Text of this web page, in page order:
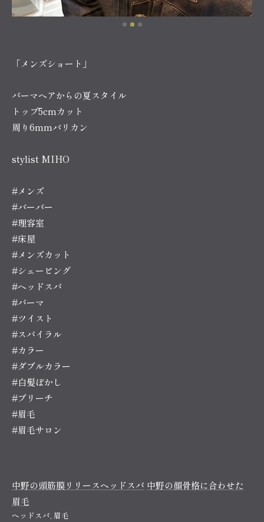
「メンズショート」
パーマヘアからの夏スタイル
トップ5cmカット
周り6mmバリカン
stylist MIHO
#メンズ
#バーバー
#理容室
#床屋
#メンズカット
#シェービング
#ヘッドスパ
#パーマ
#ツイスト
#スパイラル
#カラー
#ダブルカラー
#白髪ぼかし
#ブリーチ
#眉毛
#眉毛サロン
中野の頭筋膜リリースヘッドスパ 中野の顔骨格に合わせた
眉毛
ヘッドスパ 眉毛